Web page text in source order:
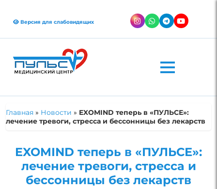
Версия для слабовидящих
Главная » Новости » EXOMIND теперь в «ПУЛЬСЕ»:
лечение тревоги, стресса и бессонницы без лекарств
EXOMIND теперь в «ПУЛЬСЕ»:
лечение тревоги, стресса и
бессонницы без лекарств